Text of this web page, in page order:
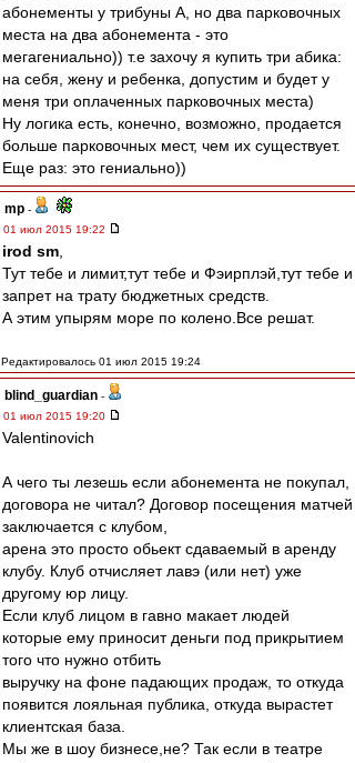
абонементы у трибуны А, но два парковочных
места на два абонемента - это
мегагениально)) т.е захочу я купить три абика:
на себя, жену и ребенка, допустим и будет у
меня три оплаченных парковочных места)
Ну логика есть, конечно, возможно, продается
больше парковочных мест, чем их существует.
Еще раз: это гениально))
mp -
01 июл 2015 19:22
irod sm
Тут тебе и лимит,тут тебе и Фэирплэй,тут тебе и
запрет на трату бюджетных средств.
А этим упырям море по колено.Все решат.
Редактировалось 01 июл 2015 19:24
blind_guardian -
01 июл 2015 19:20
Valentinovich
А чего ты лезешь если абонемента не покупал,
договора не читал? Договор посещения матчей
заключается с клубом,
арена это просто обьект сдаваемый в аренду
клубу. Клуб отчисляет лавэ (или нет) уже
другому юр лицу.
Если клуб лицом в гавно макает людей
которые ему приносит деньги под прикрытием
того что нужно отбить
выручку на фоне падающих продаж, то откуда
появится лояльная публика, откуда вырастет
клиентская база.
Мы же в шоу бизнесе,не? Так если в театре